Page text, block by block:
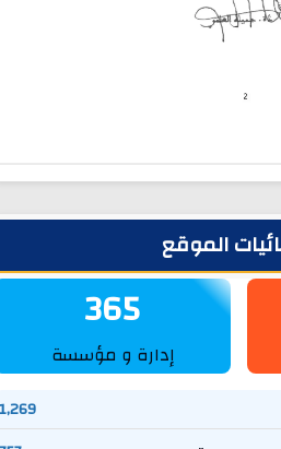
الموقع
365
إدارة و مؤسسة
1,269